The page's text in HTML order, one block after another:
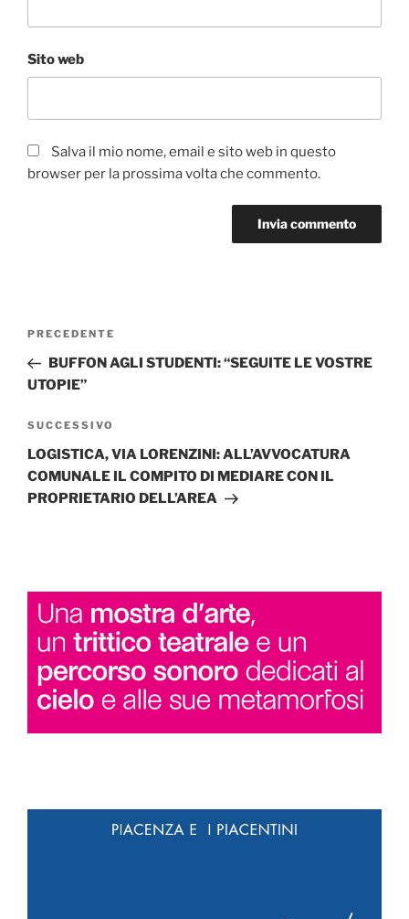
Sito web
Salva il mio nome, email e sito web in questo
browser per la prossima volta che commento.
Navigazione
Articolo
precedente:
PRECEDENTE
BUFFON AGLI STUDENTI: “SEGUITE LE VOSTRE
UTOPIE”
Articolo
successivo
SUCCESSIVO
LOGISTICA, VIA LORENZINI: ALL’AVVOCATURA
COMUNALE IL COMPITO DI MEDIARE CON IL
PROPRIETARIO DELL’AREA